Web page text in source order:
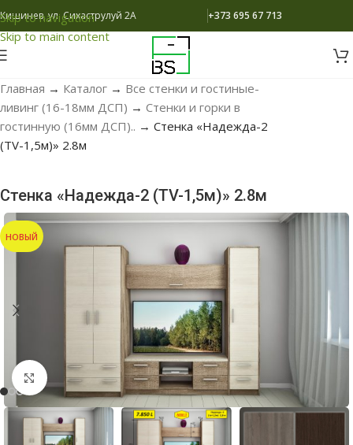
Skip to navigation
Skip to main content
Кишинев, ул. Сихаструлуй 2A +373 695 67 713
Главная → Каталог → Все стенки и гостиные-
ливинг (16-18мм ДСП) → Стенки и горки в
гостинную (16мм ДСП).. → Стенка «Надежда-2
(ТV-1,5м)» 2.8м
Стенка «Надежда-2 (ТV-1,5м)» 2.8м
НОВЫЙ
Нажмите, чтобы увеличить